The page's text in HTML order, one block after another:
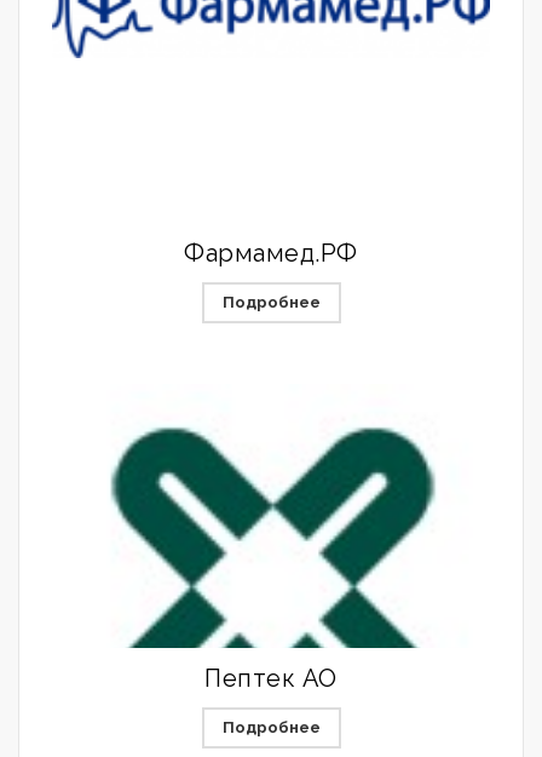
Фармамед.РФ
Подробнее
Пептек АО
Подробнее